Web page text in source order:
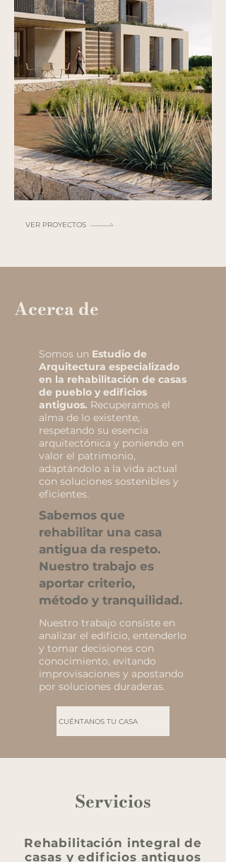
VER PROYECTOS
Acerca de
Somos un Estudio de
Arquitectura especializado
en la rehabilitación de casas
de pueblo y edificios
antiguos. Recuperamos el
alma de lo existente,
respetando su esencia
arquitectónica y poniendo en
valor el patrimonio,
adaptándolo a la vida actual
con soluciones sostenibles y
eficientes.
Sabemos que
rehabilitar una casa
antigua da respeto.
Nuestro trabajo es
aportar criterio,
método y tranquilidad.
Nuestro trabajo consiste en
analizar el edificio, entenderlo
y tomar decisiones con
conocimiento, evitando
improvisaciones y apostando
por soluciones duraderas.
CUÉNTANOS TU CASA
Servicios
Rehabilitación integral de
casas y edificios antiguos